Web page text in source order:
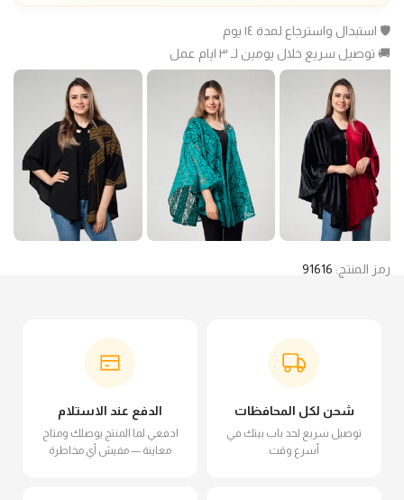
🛡️ استبدال واسترجاع لمدة ١٤ يوم
🚚 توصيل سريع خلال يومين لـ ٣ ايام عمل
رمز المنتج: 91616
شحن لكل المحافظات
توصيل سريع لحد باب بيتك في
أسرع وقت
الدفع عند الاستلام
ادفعي لما المنتج يوصلك ومتاح
معاينة — مفيش أي مخاطرة